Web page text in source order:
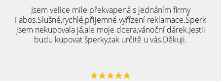
Jsem velice mile překvapená s jednáním firmy
Fabos.Slušné,rychlé,přijemné vyřízení reklamace.Šperk
jsem nekupovala já,ale moje dcera,vánoční dárek.Jestli
budu kupovat šperky,tak určitě u vás.Děkuji.